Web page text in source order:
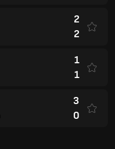
2
2
1
1
3
0